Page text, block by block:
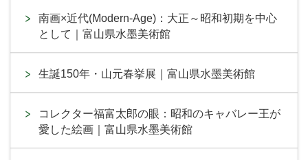
南画×近代(Modern-Age)：大正～昭和初期を中心
として｜富山県水墨美術館
生誕150年・山元春挙展｜富山県水墨美術館
コレクター福富太郎の眼：昭和のキャバレー王が
愛した絵画｜富山県水墨美術館